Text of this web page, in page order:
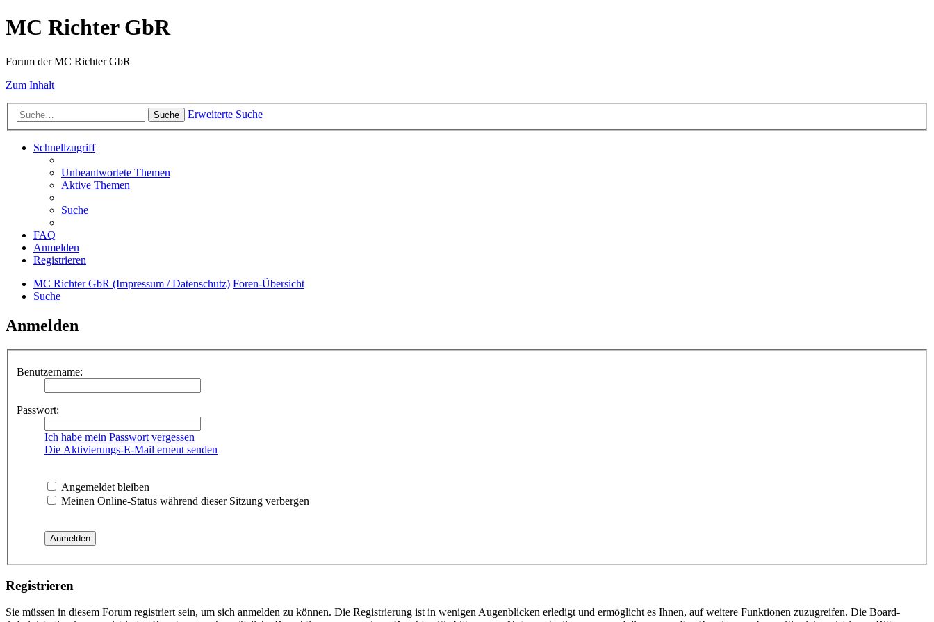
MC Richter GbR
Forum der MC Richter GbR
Zum Inhalt
Suche Erweiterte Suche
Schnellzugriff
Unbeantwortete Themen
Aktive Themen
Suche
FAQ
Anmelden
Registrieren
MC Richter GbR (Impressum / Datenschutz) Foren-Übersicht
Suche
Anmelden
Benutzername:
Passwort:
Ich habe mein Passwort vergessen
Die Aktivierungs-E-Mail erneut senden
Angemeldet bleiben
Meinen Online-Status während dieser Sitzung verbergen
Registrieren
Sie müssen in diesem Forum registriert sein, um sich anmelden zu können. Die Registrierung ist in wenigen Augenblicken erledigt und ermöglicht es Ihnen, auf weitere Funktionen zuzugreifen. Die Board-